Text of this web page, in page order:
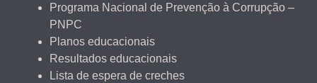
Programa Nacional de Prevenção à Corrupção –
PNPC
Planos educacionais
Resultados educacionais
Lista de espera de creches